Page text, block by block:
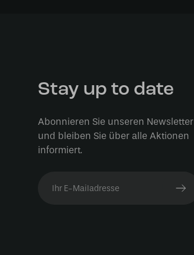
Stay up to date
Abonnieren Sie unseren Newsletter
und bleiben Sie über alle Aktionen
informiert.